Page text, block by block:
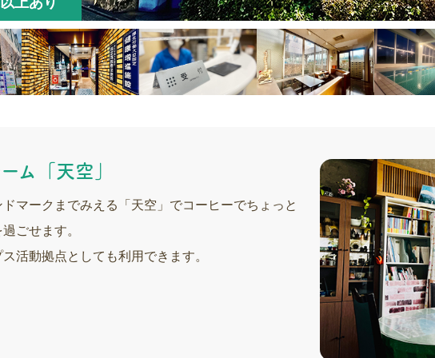
ム「天空」
マークまでみえる「天空」でコーヒーでちょっと
ごせます。
ス活動拠点としても利用できます。